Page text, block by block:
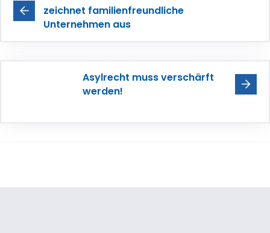
zeichnet familienfreundliche
Unternehmen aus
Asylrecht muss verschärft
werden!